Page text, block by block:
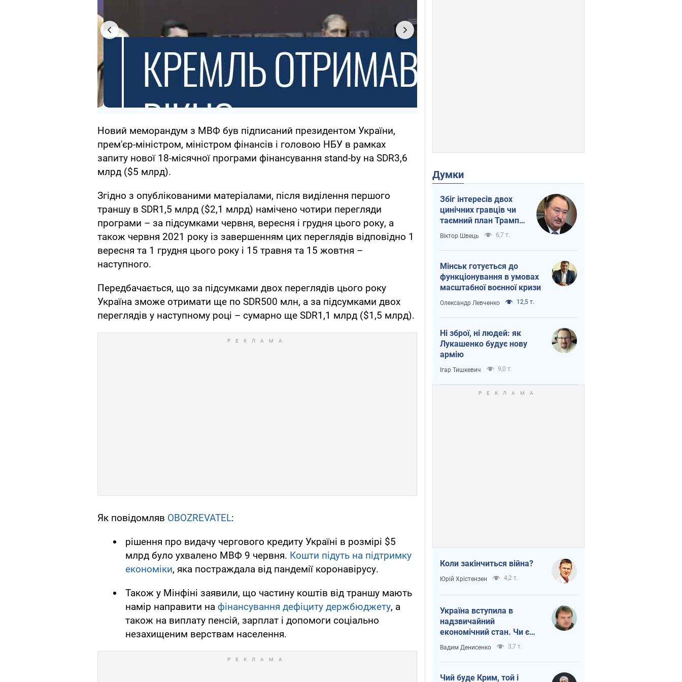
Новий меморандум з МВФ був підписаний президентом України,
прем'єр-міністром, міністром фінансів і головою НБУ в рамках
запиту нової 18-місячної програми фінансування stand-by на SDR3,6
млрд ($5 млрд).
Згідно з опублікованими матеріалами, після виділення першого
траншу в SDR1,5 млрд ($2,1 млрд) намічено чотири перегляди
програми – за підсумками червня, вересня і грудня цього року, а
також червня 2021 року із завершенням цих переглядів відповідно 1
вересня та 1 грудня цього року і 15 травня та 15 жовтня –
наступного.
Передбачається, що за підсумками двох переглядів цього року
Україна зможе отримати ще по SDR500 млн, а за підсумками двох
переглядів у наступному році – сумарно ще SDR1,1 млрд ($1,5 млрд).
Як повідомляв OBOZREVATEL:
рішення про видачу чергового кредиту Україні в розмірі $5
млрд було ухвалено МВФ 9 червня. Кошти підуть на підтримку
економіки, яка постраждала від пандемії коронавірусу.
Також у Мінфіні заявили, що частину коштів від траншу мають
намір направити на фінансування дефіциту держбюджету, а
також на виплату пенсій, зарплат і допомоги соціально
незахищеним верствам населення.
Думки
Збіг інтересів двох
цинічних гравців чи
таємний план Трампа
і Путіна?
Віктор Швець 6,7 т.
Мінськ готується до
функціонування в умовах
масштабної воєнної кризи
Олександр Левченко 12,5 т.
Ні зброї, ні людей: як
Лукашенко будує нову
армію
Ігар Тишкевич 9,0 т.
Коли закінчиться війна?
Юрій Хрістензен 4,2 т.
Україна вступила в
надзвичайний
економічний стан. Чи є
світло вкінці тунелю?
Вадим Денисенко 3,7 т.
Чий буде Крим, той і